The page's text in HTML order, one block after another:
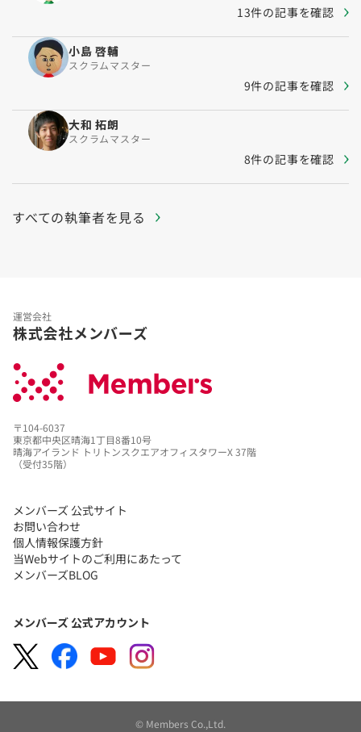
13件の記事を確認
小島 啓輔
スクラムマスター
9件の記事を確認
大和 拓朗
スクラムマスター
8件の記事を確認
すべての執筆者を見る
運営会社
株式会社メンバーズ
〒104-6037
東京都中央区晴海1丁目8番10号
晴海アイランド トリトンスクエアオフィスタワーX 37階
（受付35階）
メンバーズ 公式サイト
お問い合わせ
個人情報保護方針
当Webサイトのご利用にあたって
メンバーズBLOG
メンバーズ 公式アカウント
© Members Co.,Ltd.